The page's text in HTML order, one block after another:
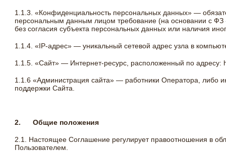
1.1.3. «Конфиденциальность персональных данных» —
персональным данным лицом требование (на основании с
без согласия субъекта персональных данных или наличия
1.1.4. «IP-адрес» — уникальный сетевой адрес узла в
1.1.5. «Сайт» — Интернет-ресурс, расположенный по адресу:
1.1.6 «Администрация сайта» — работники Оператора, либо
поддержки Сайта.
2.Общие положения
2.1. Настоящее Соглашение регулирует правоотношения в
Пользователем.